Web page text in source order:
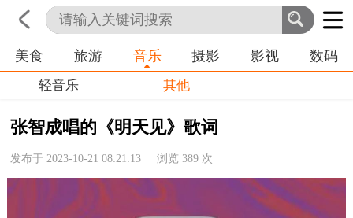
首页 科技 生活 职业
美食 旅游 音乐 摄影 影视 数码
轻音乐 其他
张智成唱的《明天见》歌词
发布于 2023-10-21 08:21:13 浏览389 次